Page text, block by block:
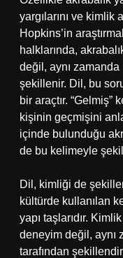
yargılarını ve kimlik
Hopkins’in
halklarında,
değil, aynı
şekillenir. Dil, bu
bir araçtır. “Gelmiş”
kişinin geçmişini
içinde bulunduğu
de bu kelimeyle
Dil, kimliği de
kültürde kullanılan
yapı taşlarıdır.
deneyim değil, aynı
tarafından